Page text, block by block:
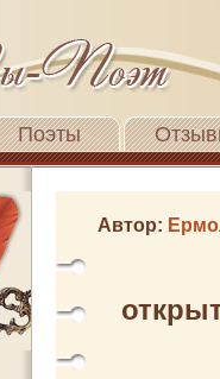
Поэты
Автор: